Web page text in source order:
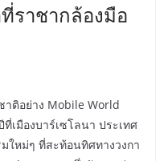
ราชากล้องมือ
ติอย่าง Mobile World
เมืองบาร์เซโลนา ประเทศ
ใหม่ๆ ที่สะท้อนทิศทางวงกา